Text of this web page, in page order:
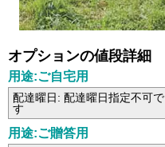
オプションの値段詳細
用途:ご自宅用
配達曜日: 配達曜日指定不可で
す
用途:ご贈答用